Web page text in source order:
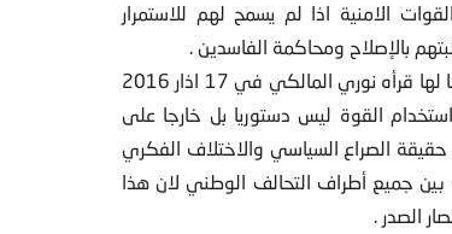
الامنية اذا لم يسمح لهم للاستمرار
بالإصلاح ومحاكمة الفاسدين .
12.كان لتداعيات التظاهرات أن اجتمعت قيادة (التحالف الوطني) واصدرت بيانا لها قرأه نوري المالكي في 17 اذار 2016
القوة ليس دستوريا بل خارجا على
حقيقة الصراع السياسي والاختلاف الفكري
بين جميع أطراف التحالف الوطني لان هذا
الصدر .